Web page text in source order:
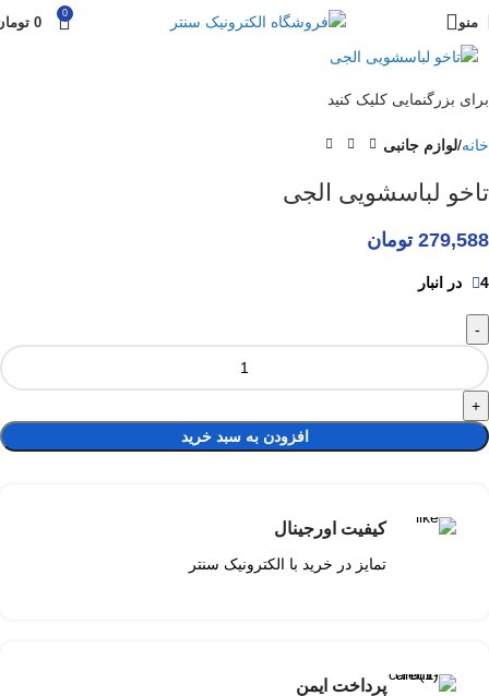
منو
0
0
برای بزرگنمایی کلیک کنید
خانه لوازم جانبی
تاخو لباسشویی الجی
279,588 تومان
4 در انبار
افزودن به سبد خرید
کیفیت اورجینال
تمایز در خرید با الکترونیک سنتر
پرداخت ایمن